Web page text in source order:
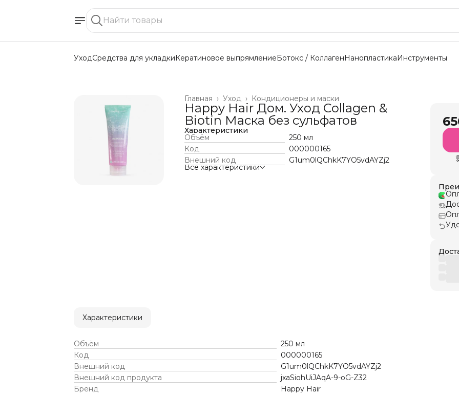
УходСредства для укладкиКератиновое выпрямлениеБотокс / КоллагенНанопластикаИнструменты
Кондиционеры и маски
Уход ›
Главная ›
Happy Hair Дом. Уход Collagen &
Biotin Маска без сульфатов
Характеристики
Объём
250 мл
Код
000000165
Внешний код
G1um0lQChkK7YO5vdAYZj2
Все характеристики
Характеристики
Объём
250 мл
Код
000000165
Внешний код
G1um0lQChkK7YO5vdAYZj2
Внешний код продукта
jxaSiohUiJAqA-9-oG-Z32
Бренд
Happy Hair